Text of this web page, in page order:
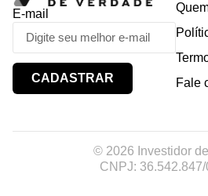
E-mail
CADASTRAR
Fale
© 2026 Investidor
CNPJ: